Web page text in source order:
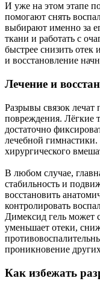
И уже на этом этапе
помогают снять
выбирают именно за
ткани и работать с
быстрее снизить отек
и восстановление
Лечение и
Разрывы связок лечат
повреждения. Лёгкие
достаточно
лечебной
хирургического
В любом случае,
стабильность и
восстановить
контролировать
Димексид гель может
уменьшает отеки,
проникновение
Как избежать